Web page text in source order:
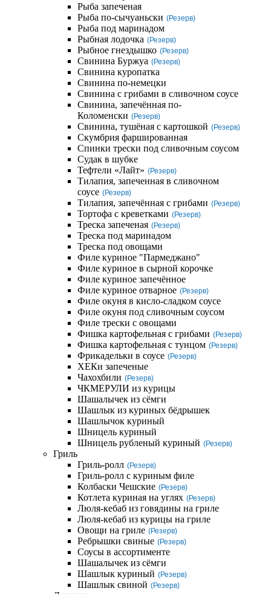
Рыба запеченая
Рыба по-сычуаньски (Резерв)
Рыба под маринадом
Рыбная лодочка (Резерв)
Рыбное гнездышко (Резерв)
Свинина Буржуа (Резерв)
Свинина куропатка
Свинина по-немецки
Свинина с грибами в сливочном соусе
Свинина, запечённая по-
Коломенски (Резерв)
Свинина, тушёная с картошкой (Резерв)
Скумбрия фаршированная
Спинки трески под сливочным соусом
Судак в шубке
Тефтели «Лайт» (Резерв)
Тилапия, запеченная в сливочном
соусе (Резерв)
Тилапия, запечённая с грибами (Резерв)
Тортофа с креветками (Резерв)
Треска запеченая (Резерв)
Треска под маринадом
Треска под овощами
Филе куриное "Пармеджано"
Филе куриное в сырной корочке
Филе куриное запечённое
Филе куриное отварное (Резерв)
Филе окуня в кисло-сладком соусе
Филе окуня под сливочным соусом
Филе трески с овощами
Фишка картофельная с грибами (Резерв)
Фишка картофельная с тунцом (Резерв)
Фрикадельки в соусе (Резерв)
ХЕКи запеченые
Чахохбили (Резерв)
ЧКМЕРУЛИ из курицы
Шашалычек из сёмги
Шашлык из куриных бёдрышек
Шашлычок куриный
Шницель куриный
Шницель рубленый куриный (Резерв)
Гриль
Гриль-ролл (Резерв)
Гриль-ролл с куриным филе
Колбаски Чешские (Резерв)
Котлета куриная на углях (Резерв)
Люля-кебаб из говядины на гриле
Люля-кебаб из курицы на гриле
Овощи на гриле (Резерв)
Ребрышки свиные (Резерв)
Соусы в ассортименте
Шашалычек из сёмги
Шашлык куриный (Резерв)
Шашлык свиной (Резерв)